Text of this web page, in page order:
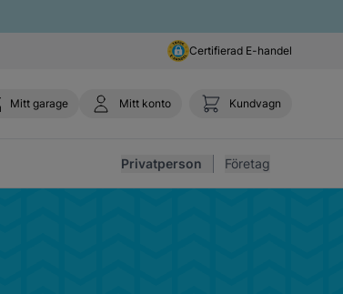
Certifierad E-handel
Mitt garage Mitt konto Kundvagn
Privatperson Företag